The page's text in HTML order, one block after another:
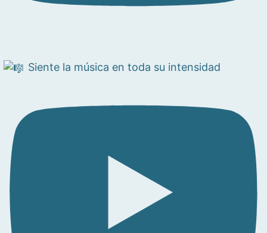
Siente la música en toda su intensidad